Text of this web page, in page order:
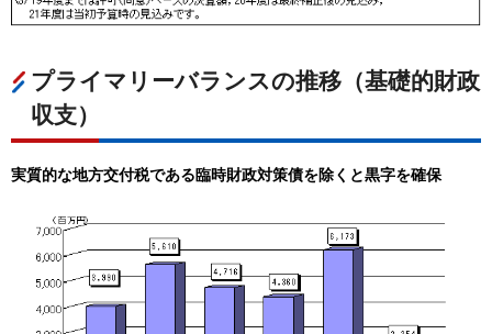
プライマリーバランスの推移（基礎的財政
収支）
実質的な地方交付税である臨時財政対策債を除くと黒字を確保